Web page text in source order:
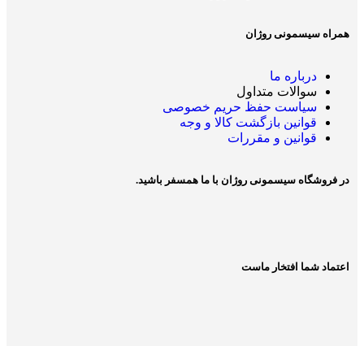
همراه سیسمونی روژان
درباره ما
سوالات متداول
سیاست حفظ حریم خصوصی
قوانین بازگشت کالا و وجه
قوانین و مقررات
در فروشگاه سیسمونی روژان با ما همسفر باشید.
اعتماد شما افتخار ماست